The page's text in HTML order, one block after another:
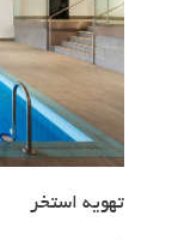
تهویه استخر